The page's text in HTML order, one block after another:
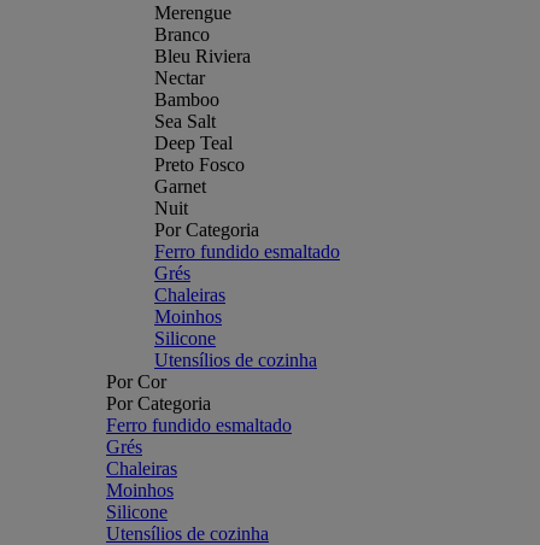
Merengue
Branco
Bleu Riviera
Nectar
Bamboo
Sea Salt
Deep Teal
Preto Fosco
Garnet
Nuit
Por Categoria
Ferro fundido esmaltado
Grés
Chaleiras
Moinhos
Silicone
Utensílios de cozinha
Por Cor
Por Categoria
Ferro fundido esmaltado
Grés
Chaleiras
Moinhos
Silicone
Utensílios de cozinha